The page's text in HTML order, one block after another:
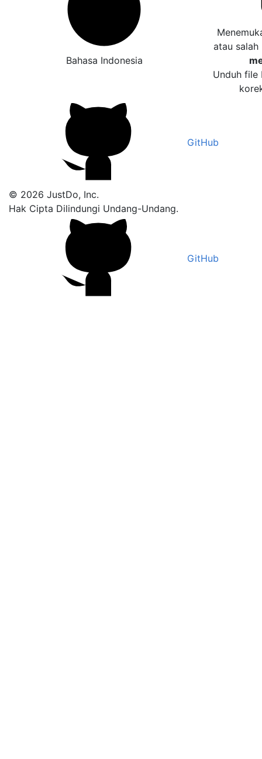
Bahasa Indonesia
atau
Unduh file
GitHub
© 2026 JustDo, Inc.
Hak Cipta Dilindungi Undang-Undang.
GitHub